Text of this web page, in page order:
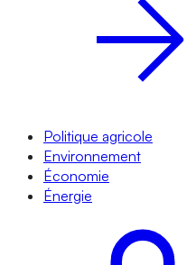
Politique agricole
Environnement
Économie
Énergie